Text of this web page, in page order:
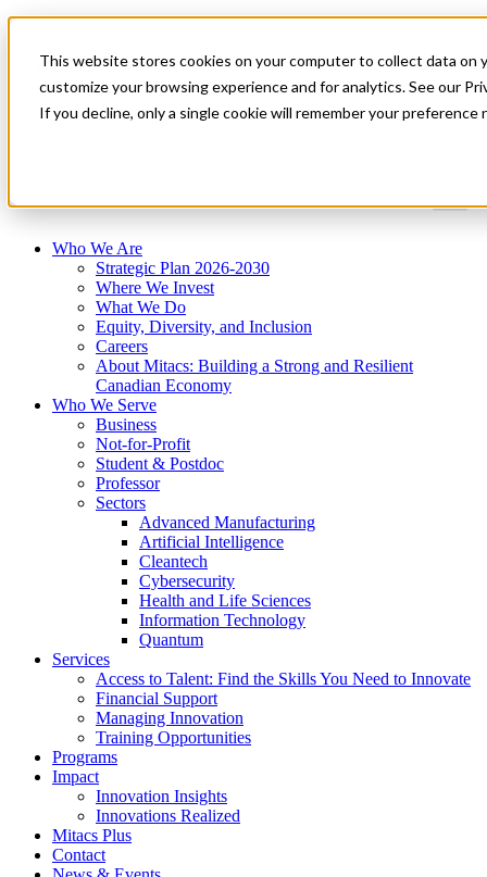
This website stores cookies on your computer to collect data on
customize your browsing experience and for analytics. See our
If you decline, only a single cookie will remember your
News & Events
Get Started
Who We Are
Strategic Plan 2026-2030
Where We Invest
What We Do
Equity, Diversity, and Inclusion
Careers
About Mitacs: Building a Strong and Resilient
Canadian Economy
Who We Serve
Business
Not-for-Profit
Student & Postdoc
Professor
Sectors
Advanced Manufacturing
Artificial Intelligence
Cleantech
Cybersecurity
Health and Life Sciences
Information Technology
Quantum
Services
Access to Talent: Find the Skills You Need to Innovate
Financial Support
Managing Innovation
Training Opportunities
Programs
Impact
Innovation Insights
Innovations Realized
Mitacs Plus
Contact